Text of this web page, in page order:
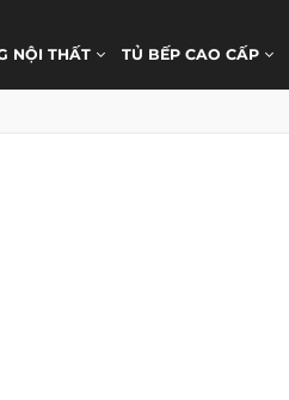
NỘI THẤT TỦ BẾP CAO CẤP